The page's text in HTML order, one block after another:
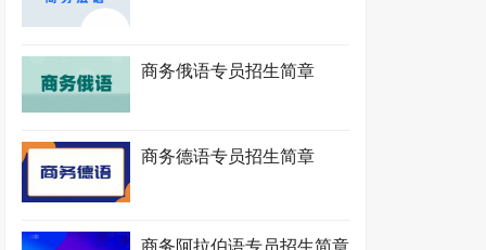
商务俄语专员招生简章
商务德语专员招生简章
商务阿拉伯语专员招生简章